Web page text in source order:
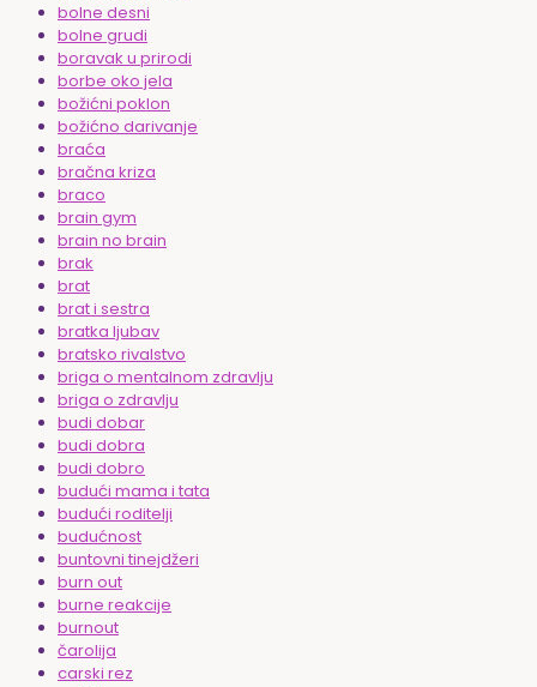
bolne desni
bolne grudi
boravak u prirodi
borbe oko jela
božićni poklon
božićno darivanje
braća
bračna kriza
braco
brain gym
brain no brain
brak
brat
brat i sestra
bratka ljubav
bratsko rivalstvo
briga o mentalnom zdravlju
briga o zdravlju
budi dobar
budi dobra
budi dobro
budući mama i tata
budući roditelji
budućnost
buntovni tinejdžeri
burn out
burne reakcije
burnout
čarolija
carski rez